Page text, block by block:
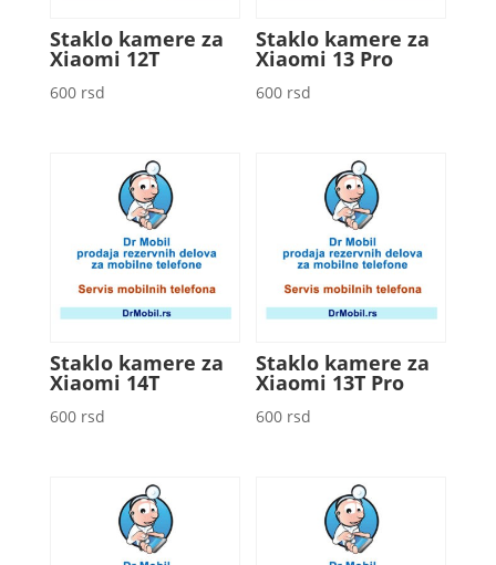
Staklo kamere za
Xiaomi 12T
600 rsd
Staklo kamere za
Xiaomi 13 Pro
600 rsd
Staklo kamere za
Xiaomi 14T
600 rsd
Staklo kamere za
Xiaomi 13T Pro
600 rsd